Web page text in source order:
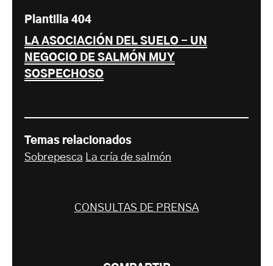
Plantilla 404
LA ASOCIACIÓN DEL SUELO - UN
NEGOCIO DE SALMÓN MUY
SOSPECHOSO
Temas relacionados
Sobrepesca La cría de salmón
CONSULTAS DE PRENSA